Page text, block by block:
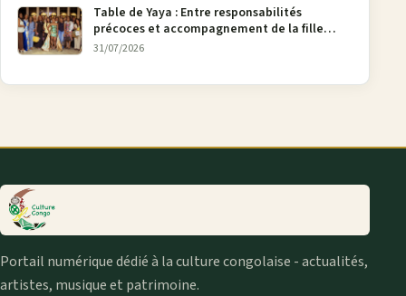
Table de Yaya : Entre responsabilités
précoces et accompagnement de la fille
aînée, la diaspora en débat
31/07/2026
Portail numérique dédié à la culture congolaise - actualités,
artistes, musique et patrimoine.